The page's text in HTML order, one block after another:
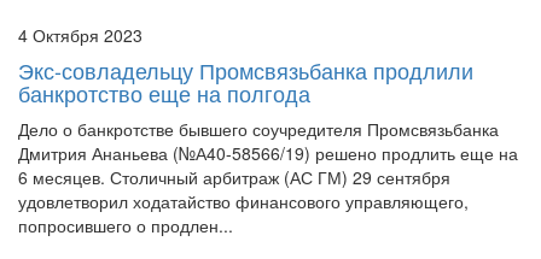
банкротство еще на полгода
Дело о банкротстве бывшего соучредителя Промсвязьбанка
Дмитрия Ананьева (№А40-58566/19) решено продлить еще на
6 месяцев. Столичный арбитраж (АС ГМ) 29 сентября
удовлетворил ходатайство финансового управляющего,
попросившего о продлен...
3 Октября 2023